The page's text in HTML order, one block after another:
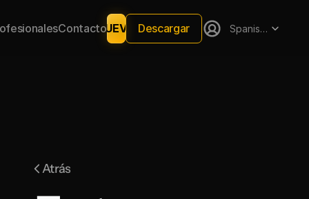
Atrás
ContactoNUEVO Descargar Spanish (Spain)